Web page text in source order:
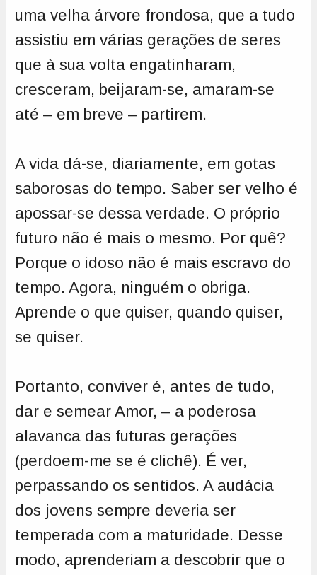
uma velha árvore frondosa, que a tudo
assistiu em várias gerações de seres
que à sua volta engatinharam,
cresceram, beijaram-se, amaram-se
até – em breve – partirem.
A vida dá-se, diariamente, em gotas
saborosas do tempo. Saber ser velho é
apossar-se dessa verdade. O próprio
futuro não é mais o mesmo. Por quê?
Porque o idoso não é mais escravo do
tempo. Agora, ninguém o obriga.
Aprende o que quiser, quando quiser,
se quiser.
Portanto, conviver é, antes de tudo,
dar e semear Amor, – a poderosa
alavanca das futuras gerações
(perdoem-me se é clichê). É ver,
perpassando os sentidos. A audácia
dos jovens sempre deveria ser
temperada com a maturidade. Desse
modo, aprenderiam a descobrir que o